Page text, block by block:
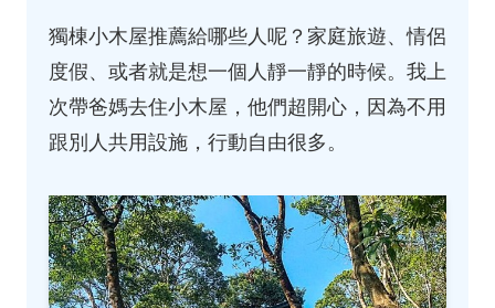
獨棟小木屋推薦給哪些人呢？家庭旅遊、情侶
度假、或者就是想一個人靜一靜的時候。我上
次帶爸媽去住小木屋，他們超開心，因為不用
跟別人共用設施，行動自由很多。